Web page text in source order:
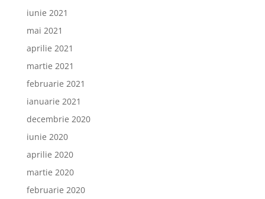
iunie 2021
mai 2021
aprilie 2021
martie 2021
februarie 2021
ianuarie 2021
decembrie 2020
iunie 2020
aprilie 2020
martie 2020
februarie 2020